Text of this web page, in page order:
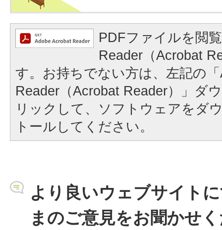
PDFファイルを閲
Reader（Acrobat
す。お持ちでない方は、左記の
Reader（Acrobat Reader）」ダ
リックして、ソフトウェアをダ
トールしてください。
より良いウェブサイト
まのご意見をお聞かせ